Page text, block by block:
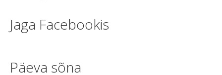
Jaga Facebookis
Päeva sõna